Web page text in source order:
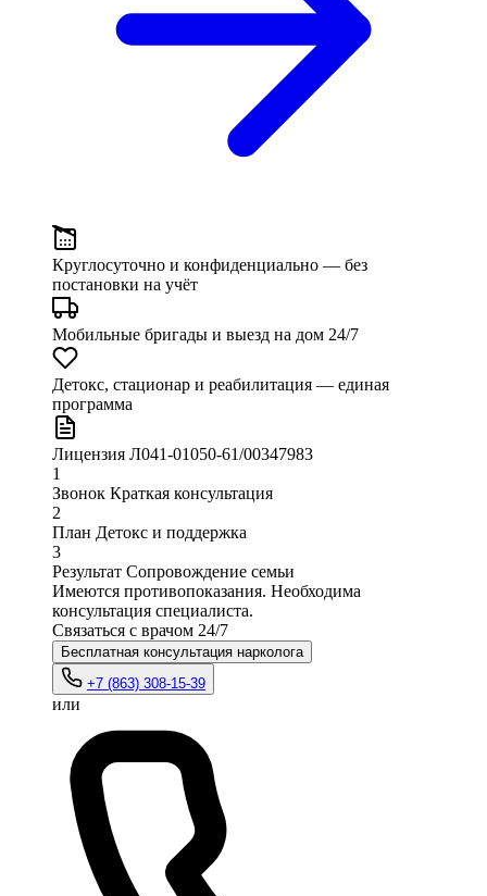
Круглосуточно и конфиденциально — без
постановки на учёт
Мобильные бригады и выезд на дом 24/7
Детокс, стационар и реабилитация — единая
программа
Лицензия Л041-01050-61/00347983
1
Звонок Краткая консультация
2
План Детокс и поддержка
3
Результат Сопровождение семьи
Имеются противопоказания. Необходима
консультация специалиста.
Связаться с врачом 24/7
Бесплатная консультация нарколога
+7 (863) 308-15-39
или